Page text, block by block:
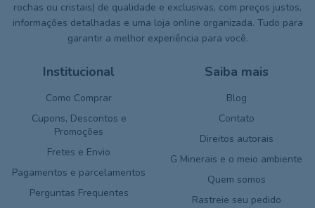
rochas ou cristais) de qualidade e exclusivas, com preços justos,
informações detalhadas e uma loja online organizada. Tudo para
garantir a melhor experiência para você.
Institucional
Como Comprar
Cupons, Descontos e
Promoções
Fretes e Envio
Pagamentos e parcelamentos
Perguntas Frequentes
Saiba mais
Blog
Contato
Direitos autorais
G Minerais e o meio ambiente
Quem somos
Rastreie seu pedido